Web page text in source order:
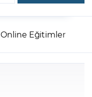
Online Eğitimler